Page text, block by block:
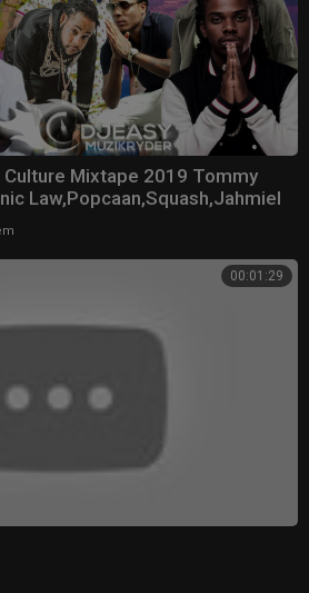
Mixtape 2019 Tommy
Law,Popcaan,Squash,Jahmiel
00:01:29